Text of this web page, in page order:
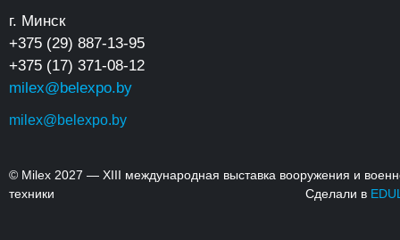
г. Минск
+375 (29) 887-13-95
+375 (17) 371-08-12
milex@belexpo.by
milex@belexpo.by
© Milex 2027 — XIII международная выставка вооружения и
техники
Сделали в